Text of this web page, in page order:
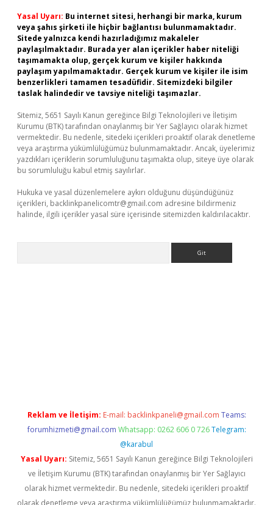
Yasal Uyarı: Bu internet sitesi, herhangi bir marka, kurum
veya şahıs şirketi ile hiçbir bağlantısı bulunmamaktadır.
Sitede yalnızca kendi hazırladığımız makaleler
paylaşılmaktadır. Burada yer alan içerikler haber niteliği
taşımamakta olup, gerçek kurum ve kişiler hakkında
paylaşım yapılmamaktadır. Gerçek kurum ve kişiler ile isim
benzerlikleri tamamen tesadüfidir. Sitemizdeki bilgiler
taslak halindedir ve tavsiye niteliği taşımazlar.
Sitemiz, 5651 Sayılı Kanun gereğince Bilgi Teknolojileri ve İletişim
Kurumu (BTK) tarafından onaylanmış bir Yer Sağlayıcı olarak hizmet
vermektedir. Bu nedenle, sitedeki içerikleri proaktif olarak denetleme
veya araştırma yükümlülüğümüz bulunmamaktadır. Ancak, üyelerimiz
yazdıkları içeriklerin sorumluluğunu taşımakta olup, siteye üye olarak
bu sorumluluğu kabul etmiş sayılırlar.
Hukuka ve yasal düzenlemelere aykırı olduğunu düşündüğünüz
içerikleri, backlinkpanelicomtr@gmail.com adresine bildirmeniz
halinde, ilgili içerikler yasal süre içerisinde sitemizden kaldırılacaktır.
Reklam ve İletişim: E-mail: backlinkpaneli@gmail.com Teams:
forumhizmeti@gmail.com Whatsapp: 0262 606 0 726 Telegram:
@karabul
Yasal Uyarı: Sitemiz, 5651 Sayılı Kanun gereğince Bilgi Teknolojileri
ve İletişim Kurumu (BTK) tarafından onaylanmış bir Yer Sağlayıcı
olarak hizmet vermektedir. Bu nedenle, sitedeki içerikleri proaktif
olarak denetleme veya araştırma yükümlülüğümüz bulunmamaktadır.